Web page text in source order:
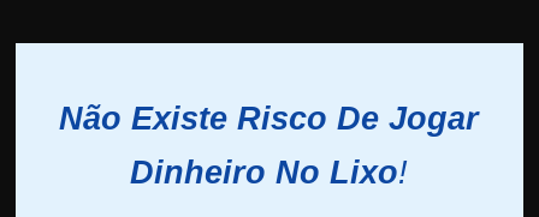
Não Existe Risco De Jogar
Dinheiro No Lixo!